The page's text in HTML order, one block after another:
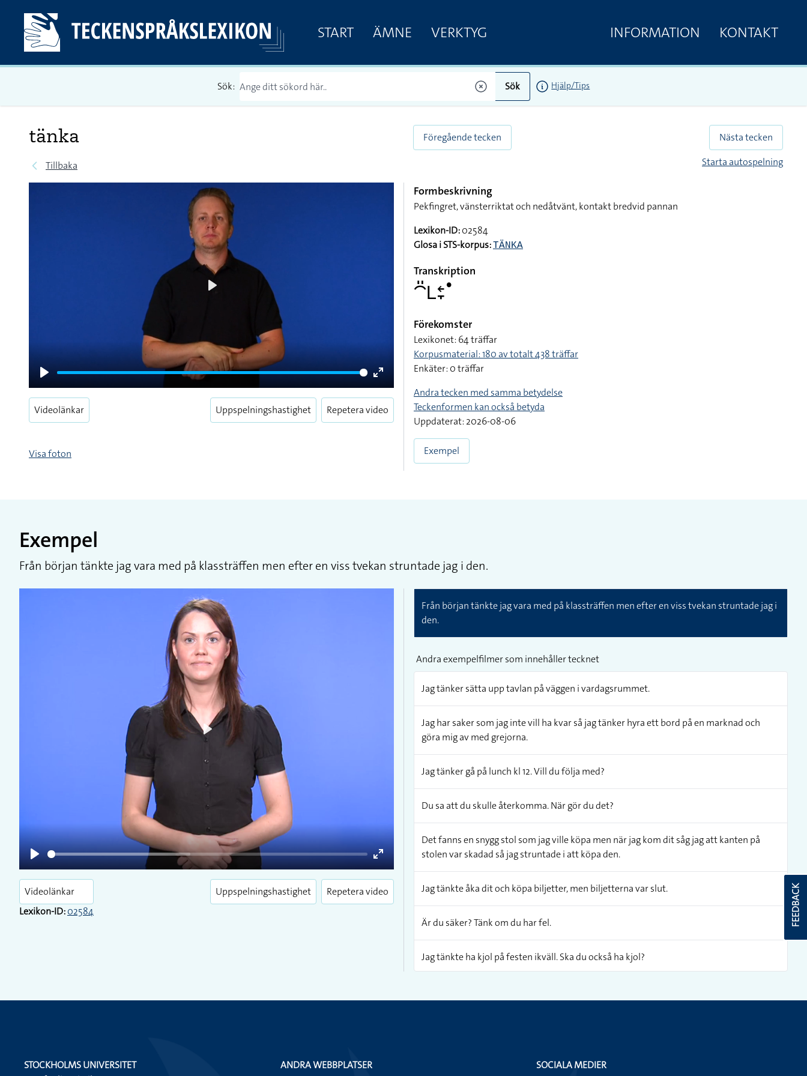
START ÄMNE VERKTYG INFORMATION KONTAKT
Sök: Sök Hjälp/Tips
tänka
Tillbaka
Föregående tecken
Nästa tecken
Starta autospelning
Play
Enter
fullscreen
Videolänkar Uppspelningshastighet Repetera video
Visa foton
Formbeskrivning
Pekfingret, vänsterriktat och nedåtvänt, kontakt bredvid pannan
Lexikon-ID:02584
Glosa i STS-korpus:TÄNKA
Transkription
􌤃􌤺􌥈􌥓􌥙􌤟
Förekomster
Lexikonet: 64 träffar
Korpusmaterial: 180 av totalt 438 träffar
Enkäter: 0 träffar
Andra tecken med samma betydelse
Teckenformen kan också betyda
Uppdaterat: 2026-08-06
Exempel
Exempel
Från början tänkte jag vara med på klassträffen men efter en viss tvekan struntade jag i den.
Play
Enter
fullscreen
Play
Videolänkar
Lexikon-ID:02584
Uppspelningshastighet Repetera video
Från början tänkte jag vara med på klassträffen men efter en viss tvekan struntade jag i
den.
Andra exempelfilmer som innehåller tecknet
Jag tänker sätta upp tavlan på väggen i vardagsrummet.
Jag har saker som jag inte vill ha kvar så jag tänker hyra ett bord på en marknad och
göra mig av med grejorna.
Jag tänker gå på lunch kl 12. Vill du följa med?
Du sa att du skulle återkomma. När gör du det?
Det fanns en snygg stol som jag ville köpa men när jag kom dit såg jag att kanten på
stolen var skadad så jag struntade i att köpa den.
Jag tänkte åka dit och köpa biljetter, men biljetterna var slut.
Är du säker? Tänk om du har fel.
Jag tänkte ha kjol på festen ikväll. Ska du också ha kjol?
FEEDBACK
STOCKHOLMS UNIVERSITET
ANDRA WEBBPLATSER SOCIALA MEDIER